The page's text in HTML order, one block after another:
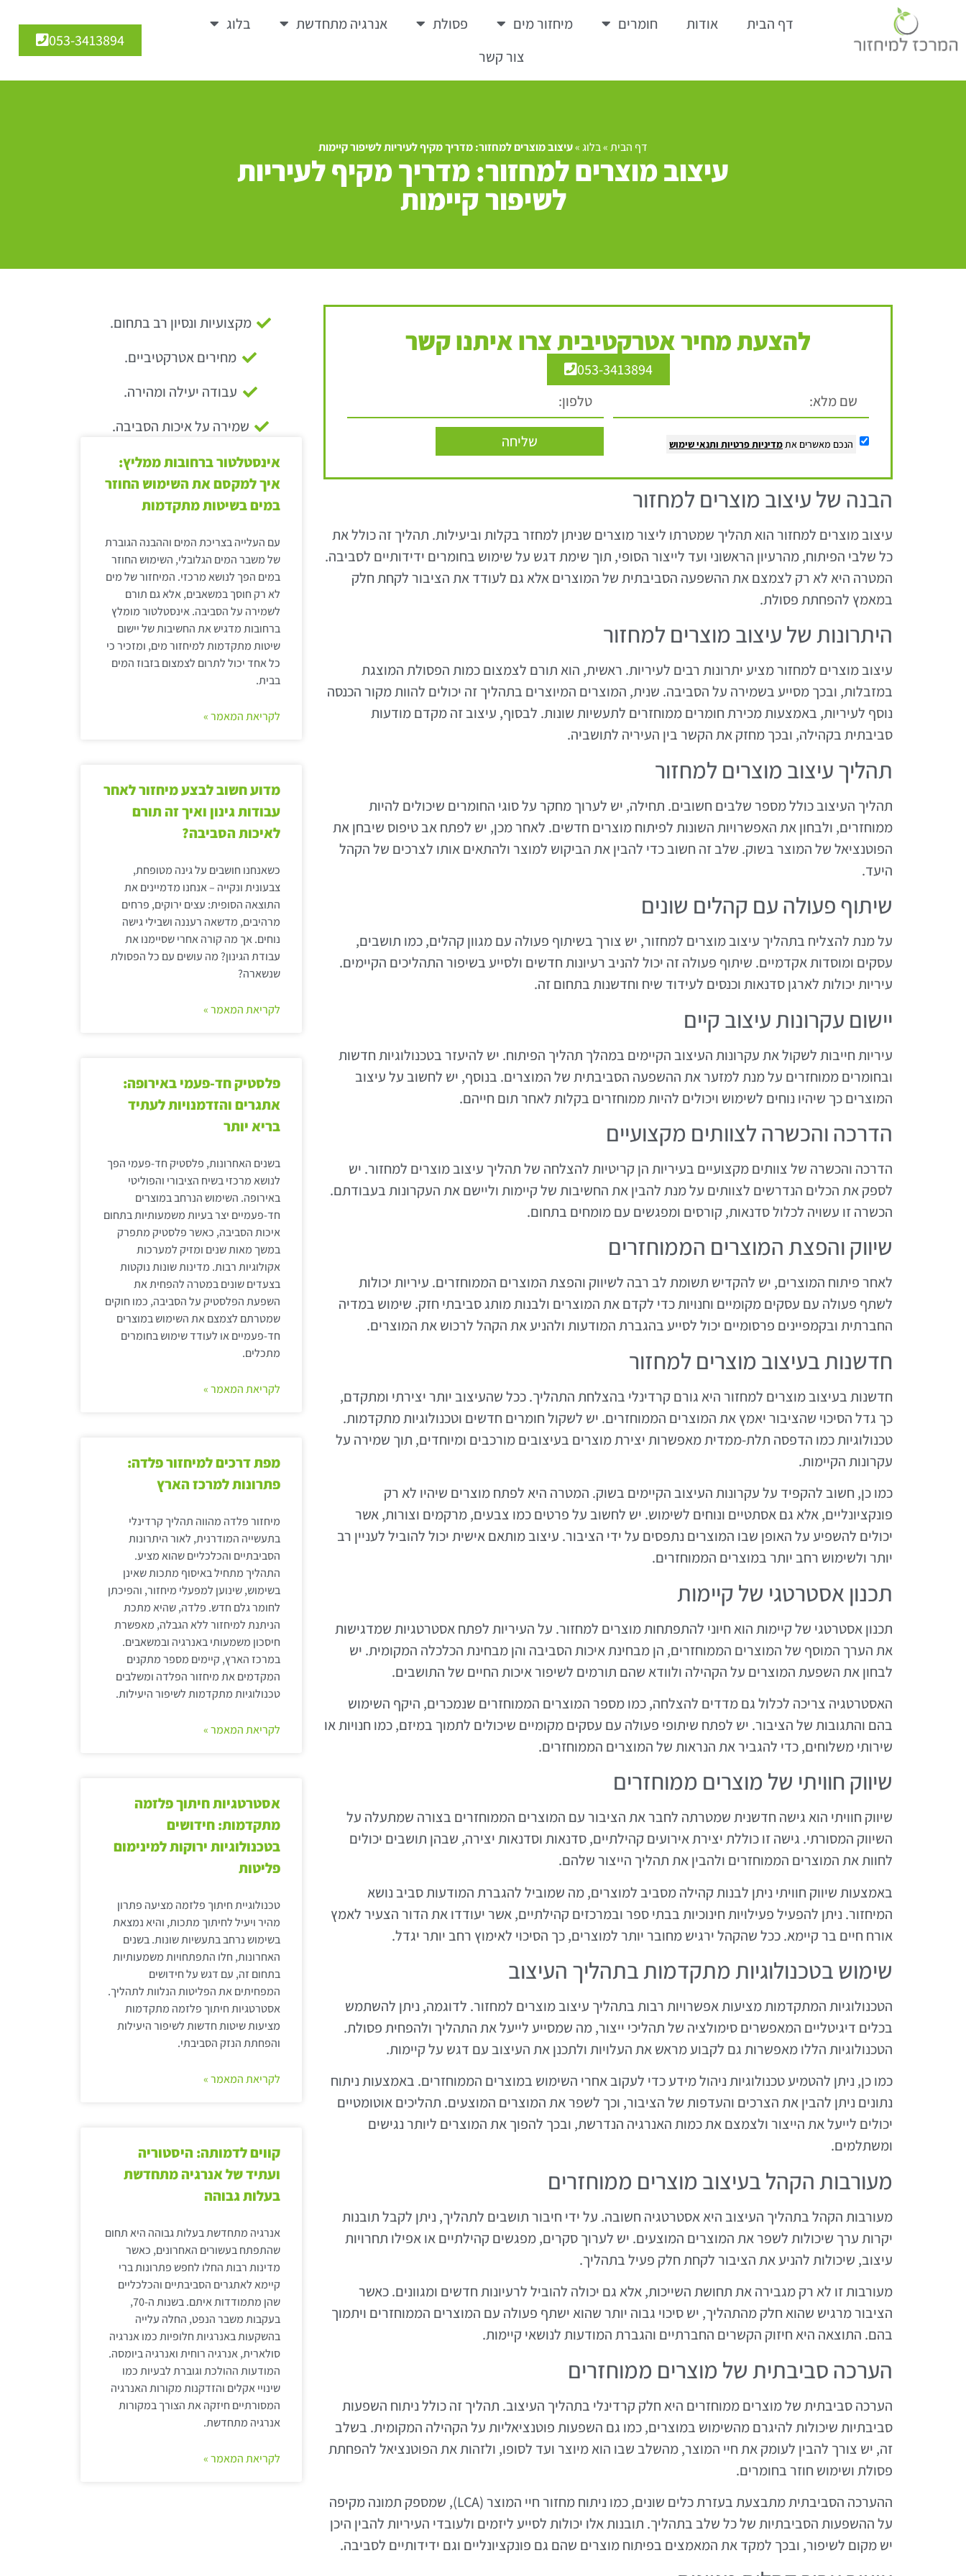
דף הבית אודות חומרים מיחזור מים פסולת אנרגיה מתחדשת
בלוג
צור קשר
053-3413894
דף הבית»בלוג»עיצוב מוצרים למחזור: מדריך מקיף לעיריות לשיפור קיימות
עיצוב מוצרים למחזור: מדריך מקיף לעיריות
לשיפור קיימות
להצעת מחיר אטרקטיבית צרו איתנו קשר
053-3413894
הנכם מאשרים אתמדיניות פרטיות ותנאי שימוש שליחה
הבנה של עיצוב מוצרים למחזור
עיצוב מוצרים למחזור הוא תהליך שמטרתו ליצור מוצרים שניתן למחזר בקלות וביעילות. תהליך זה כולל את
כל שלבי הפיתוח, מהרעיון הראשוני ועד לייצור הסופי, תוך שימת דגש על שימוש בחומרים ידידותיים לסביבה.
המטרה היא לא רק לצמצם את ההשפעה הסביבתית של המוצרים אלא גם לעודד את הציבור לקחת חלק
במאמץ להפחתת פסולת.
היתרונות של עיצוב מוצרים למחזור
עיצוב מוצרים למחזור מציע יתרונות רבים לעיריות. ראשית, הוא תורם לצמצום כמות הפסולת המוצגת
במזבלות, ובכך מסייע בשמירה על הסביבה. שנית, המוצרים המיוצרים בתהליך זה יכולים להוות מקור הכנסה
נוסף לעיריות, באמצעות מכירת חומרים ממוחזרים לתעשיות שונות. לבסוף, עיצוב זה מקדם מודעות
סביבתית בקהילה, ובכך מחזק את הקשר בין העיריה לתושביה.
תהליך עיצוב מוצרים למחזור
תהליך העיצוב כולל מספר שלבים חשובים. תחילה, יש לערוך מחקר על סוגי החומרים שיכולים להיות
ממוחזרים, ולבחון את האפשרויות השונות לפיתוח מוצרים חדשים. לאחר מכן, יש לפתח אב טיפוס שיבחן את
הפוטנציאל של המוצר בשוק. שלב זה חשוב כדי להבין את הביקוש למוצר ולהתאים אותו לצרכים של הקהל
היעד.
שיתוף פעולה עם קהלים שונים
על מנת להצליח בתהליך עיצוב מוצרים למחזור, יש צורך בשיתוף פעולה עם מגוון קהלים, כמו תושבים,
עסקים ומוסדות אקדמיים. שיתוף פעולה זה יכול להניב רעיונות חדשים ולסייע בשיפור התהליכים הקיימים.
עיריות יכולות לארגן סדנאות וכנסים לעידוד שיח וחדשנות בתחום זה.
יישום עקרונות עיצוב קיים
עיריות חייבות לשקול את עקרונות העיצוב הקיימים במהלך תהליך הפיתוח. יש להיעזר בטכנולוגיות חדשות
ובחומרים ממוחזרים על מנת למזער את ההשפעה הסביבתית של המוצרים. בנוסף, יש לחשוב על עיצוב
המוצרים כך שיהיו נוחים לשימוש ויכולים להיות ממוחזרים בקלות לאחר תום חייהם.
הדרכה והכשרה לצוותים מקצועיים
הדרכה והכשרה של צוותים מקצועיים בעיריות הן קריטיות להצלחה של תהליך עיצוב מוצרים למחזור. יש
לספק את הכלים הנדרשים לצוותים על מנת להבין את החשיבות של קיימות וליישם את העקרונות בעבודתם.
הכשרה זו עשויה לכלול סדנאות, קורסים ומפגשים עם מומחים בתחום.
שיווק והפצת המוצרים הממוחזרים
לאחר פיתוח המוצרים, יש להקדיש תשומת לב רבה לשיווק והפצת המוצרים הממוחזרים. עיריות יכולות
לשתף פעולה עם עסקים מקומיים וחנויות כדי לקדם את המוצרים ולבנות מותג סביבתי חזק. שימוש במדיה
החברתית ובקמפיינים פרסומיים יכול לסייע בהגברת המודעות ולהניע את הקהל לרכוש את המוצרים.
חדשנות בעיצוב מוצרים למחזור
חדשנות בעיצוב מוצרים למחזור היא גורם קרדינלי בהצלחת התהליך. ככל שהעיצוב יותר יצירתי ומתקדם,
כך גדל הסיכוי שהציבור יאמץ את המוצרים הממוחזרים. יש לשקול חומרים חדשים וטכנולוגיות מתקדמות.
טכנולוגיות כמו הדפסה תלת-ממדית מאפשרות יצירת מוצרים בעיצובים מורכבים ומיוחדים, תוך שמירה על
עקרונות הקיימות.
כמו כן, חשוב להקפיד על עקרונות העיצוב הקיימים בשוק. המטרה היא לפתח מוצרים שיהיו לא רק
פונקציונליים, אלא גם אסתטיים ונוחים לשימוש. יש לחשוב על פרטים כמו צבעים, מרקמים וצורות, אשר
יכולים להשפיע על האופן שבו המוצרים נתפסים על ידי הציבור. עיצוב מותאם אישית יכול להוביל לעניין רב
יותר ולשימוש רחב יותר במוצרים הממוחזרים.
תכנון אסטרטגי של קיימות
תכנון אסטרטגי של קיימות הוא חיוני להתפתחות מוצרים למחזור. על העיריות לפתח אסטרטגיות שמדגישות
את הערך המוסף של המוצרים הממוחזרים, הן מבחינת איכות הסביבה והן מבחינת הכלכלה המקומית. יש
לבחון את השפעת המוצרים על הקהילה ולוודא שהם תורמים לשיפור איכות החיים של התושבים.
האסטרטגיה צריכה לכלול גם מדדים להצלחה, כמו מספר המוצרים הממוחזרים שנמכרים, היקף השימוש
בהם והתגובות של הציבור. יש לפתח שיתופי פעולה עם עסקים מקומיים שיכולים לתמוך במיזם, כמו חנויות או
שירותי משלוחים, כדי להגביר את הנראות של המוצרים הממוחזרים.
שיווק חוויתי של מוצרים ממוחזרים
שיווק חוויתי הוא גישה חדשנית שמטרתה לחבר את הציבור עם המוצרים הממוחזרים בצורה שמתעלה על
השיווק המסורתי. גישה זו כוללת יצירת אירועים קהילתיים, סדנאות וסדנאות יצירה, שבהן תושבים יכולים
לחוות את המוצרים הממוחזרים ולהבין את תהליך הייצור שלהם.
באמצעות שיווק חוויתי ניתן לבנות קהילה מסביב למוצרים, מה שמוביל להגברת המודעות סביב נושא
המיחזור. ניתן להפעיל פעילויות חינוכיות בבתי ספר ובמרכזים קהילתיים, אשר יעודדו את הדור הצעיר לאמץ
אורח חיים בר קיימא. ככל שהקהל ירגיש מחובר יותר למוצרים, כך הסיכוי לאימוץ רחב יותר יגדל.
שימוש בטכנולוגיות מתקדמות בתהליך העיצוב
הטכנולוגיות המתקדמות מציעות אפשרויות רבות בתהליך עיצוב מוצרים למחזור. לדוגמה, ניתן להשתמש
בכלים דיגיטליים המאפשרים סימולציה של תהליכי ייצור, מה שמסייע לייעל את התהליך ולהפחית פסולת.
הטכנולוגיות הללו מאפשרות גם לקבוע מראש את העלויות ולתכנן את העיצוב עם דגש על קיימות.
כמו כן, ניתן להטמיע טכנולוגיות ניהול מידע כדי לעקוב אחרי השימוש במוצרים הממוחזרים. באמצעות ניתוח
נתונים ניתן להבין את הצרכים והעדפות של הציבור, וכך לשפר את המוצרים המוצעים. תהליכים אוטומטיים
יכולים לייעל את הייצור ולצמצם את כמות האנרגיה הנדרשת, ובכך להפוך את המוצרים ליותר נגישים
ומשתלמים.
מעורבות הקהל בעיצוב מוצרים ממוחזרים
מעורבות הקהל בתהליך העיצוב היא אסטרטגיה חשובה. על ידי חיבור תושבים לתהליך, ניתן לקבל תובנות
יקרות ערך שיכולות לשפר את המוצרים המוצעים. יש לערוך סקרים, מפגשים קהילתיים או אפילו תחרויות
עיצוב, שיכולות להניע את הציבור לקחת חלק פעיל בתהליך.
מעורבות זו לא רק מגבירה את תחושת השייכות, אלא גם יכולה להוביל לרעיונות חדשים ומגוונים. כאשר
הציבור מרגיש שהוא חלק מהתהליך, יש סיכוי גבוה יותר שהוא ישתף פעולה עם המוצרים הממוחזרים ויתמוך
בהם. התוצאה היא חיזוק הקשרים החברתיים והגברת המודעות לנושאי קיימות.
הערכה סביבתית של מוצרים ממוחזרים
הערכה סביבתית של מוצרים ממוחזרים היא חלק קרדינלי בתהליך העיצוב. תהליך זה כולל ניתוח השפעות
סביבתיות שיכולות להיגרם מהשימוש במוצרים, כמו גם השפעות פוטנציאליות על הקהילה המקומית. בשלב
זה, יש צורך להבין לעומק את חיי המוצר, מהשלב שבו הוא מיוצר ועד לסופו, ולזהות את הפוטנציאל להפחתת
פסולת ושימוש חוזר בחומרים.
ההערכה הסביבתית מתבצעת בעזרת כלים שונים, כמו ניתוח מחזור חיי המוצר (LCA), שמספק תמונה מקיפה
על ההשפעות הסביבתיות של כל שלב בתהליך. תובנות אלו יכולות לסייע ליזמים ולעובדי העיריות להבין היכן
יש מקום לשיפור, ובכך למקד את המאמצים בפיתוח מוצרים שהם גם פונקציונליים וגם ידידותיים לסביבה.
מקצועיות ונסיון רב בתחום.
מחירים אטרקטיביים.
עבודה יעילה ומהירה.
שמירה על איכות הסביבה.
אינסטלטור ברחובות ממליץ:
איך למקסם את השימוש החוזר
במים בשיטות מתקדמות
עם העלייה בצריכת המים וההבנה הגוברת
של משבר המים הגלובלי, השימוש החוזר
במים הפך לנושא מרכזי. המיחזור של מים
לא רק חוסך במשאבים, אלא גם תורם
לשמירה על הסביבה. אינסטלטור מומלץ
ברחובות מדגיש את החשיבות של יישום
שיטות מתקדמות למיחזור מים, ומזכיר כי
כל אחד יכול לתרום לצמצום בזבוז המים
בבית.
לקריאת המאמר »
מדוע חשוב לבצע מיחזור לאחר
עבודות גינון ואיך זה תורם
לאיכות הסביבה?
כשאנחנו חושבים על גינה מטופחת,
צבעונית ונקייה – אנחנו מדמיינים את
התוצאה הסופית: עצים ירוקים, פרחים
מרהיבים, מדשאה רעננה ושבילי גישה
נוחים. אך מה קורה אחרי שסיימנו את
עבודת הגינון? מה עושים עם כל הפסולת
שנשארה?
לקריאת המאמר »
פלסטיק חד-פעמי באירופה:
אתגרים והזדמנויות לעתיד
בריא יותר
בשנים האחרונות, פלסטיק חד-פעמי הפך
לנושא מרכזי בשיח הציבורי והפוליטי
באירופה. השימוש הנרחב במוצרים
חד-פעמיים יצר בעיות משמעותיות בתחום
איכות הסביבה, כאשר פלסטיק מתפרק
במשך מאות שנים ומזיק למערכות
אקולוגיות רבות. מדינות שונות נוקטות
בצעדים שונים במטרה להפחית את
השפעת הפלסטיק על הסביבה, כמו חוקים
שמטרתם לצמצם את השימוש במוצרים
חד-פעמיים או לעודד שימוש בחומרים
מתכלים.
לקריאת המאמר »
מפת דרכים למיחזור פלדה:
פתרונות למרכז הארץ
מיחזור פלדה מהווה תהליך קרדינלי
בתעשייה המודרנית, לאור היתרונות
הסביבתיים והכלכליים שהוא מציע.
התהליך מתחיל באיסוף מתכות שאינן
בשימוש, שינוען למפעלי מיחזור, והפיכתן
לחומר גלם חדש. פלדה, שהיא מתכת
הניתנת למיחזור ללא הגבלה, מאפשרת
חיסכון משמעותי באנרגיה ובמשאבים.
במרכז הארץ, קיימים מספר מתקנים
המקדמים את מיחזור הפלדה ומשלבים
טכנולוגיות מתקדמות לשיפור היעילות.
לקריאת המאמר »
אסטרטגיות חיתוך פלזמה
מתקדמות: חידושים
בטכנולוגיות ירוקות למינימום
פליטות
טכנולוגיית חיתוך פלזמה מציעה פתרון
מהיר ויעיל לחיתוך מתכות, והיא נמצאת
בשימוש נרחב בתעשיות שונות. בשנים
האחרונות, חלו התפתחויות משמעותיות
בתחום זה, עם דגש על חידושים
המפחיתים את הפליטות הנלוות לתהליך.
אסטרטגיות חיתוך פלזמה מתקדמות
מציעות שיטות חדשות לשיפור היעילות
והפחתת הנזק הסביבתי.
לקריאת המאמר »
קווים לדמותה: היסטוריה
ועתיד של אנרגיה מתחדשת
בעלות גבוהה
אנרגיה מתחדשת בעלות גבוהה היא תחום
שהתפתח בעשורים האחרונים, כאשר
מדינות רבות החלו לחפש פתרונות ברי
קיימא לאתגרים הסביבתיים והכלכליים
שהן מתמודדות איתם. בשנות ה-70,
בעקבות משבר הנפט, החלה עלייה
בהשקעות באנרגיות חלופיות כמו אנרגיה
סולארית, אנרגיה רוחית ואנרגיה ביומסה.
המודעות ההולכת וגוברת לבעיות כמו
שינויי אקלים והזדקנות מקורות האנרגיה
המסורתיים חיזקה את הצורך במקורות
אנרגיה מתחדשת.
לקריאת המאמר »